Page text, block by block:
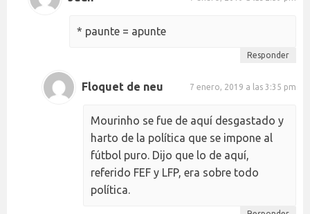
* paunte = apunte
Responder
Floquet de neu 7 enero, 2019 a las 3:35 pm
Mourinho se fue de aquí desgastado y
harto de la política que se impone al
fútbol puro. Dijo que lo de aquí,
referido FEF y LFP, era sobre todo
política.